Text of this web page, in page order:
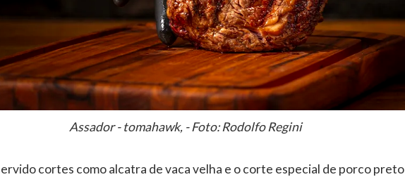
Assador - tomahawk, - Foto: Rodolfo Regini
cortes como alcatra de vaca velha e o corte especial de porco preto